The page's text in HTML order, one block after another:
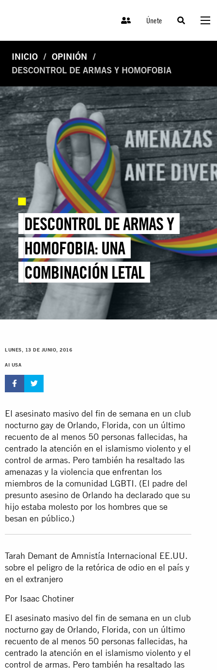
Únete
INICIO
OPINIÓN
DESCONTROL DE ARMAS Y HOMOFOBIA
DESCONTROL DE ARMAS Y
HOMOFOBIA: UNA
COMBINACIÓN LETAL
LUNES, 13 DE JUNIO, 2016
AI USA
El asesinato masivo del fin de semana en un club
nocturno gay de Orlando, Florida, con un último
recuento de al menos 50 personas fallecidas, ha
centrado la atención en el islamismo violento y el
control de armas. Pero también ha resaltado las
amenazas y la violencia que enfrentan los
miembros de la comunidad LGBTI. (El padre del
presunto asesino de Orlando ha declarado que su
hijo estaba molesto por los hombres que se
besan en público.)
Tarah Demant de Amnistía Internacional EE.UU.
sobre el peligro de la retórica de odio en el país y
en el extranjero
Por Isaac Chotiner
El asesinato masivo del fin de semana en un club
nocturno gay de Orlando, Florida, con un último
recuento de al menos 50 personas fallecidas, ha
centrado la atención en el islamismo violento y el
control de armas. Pero también ha resaltado las